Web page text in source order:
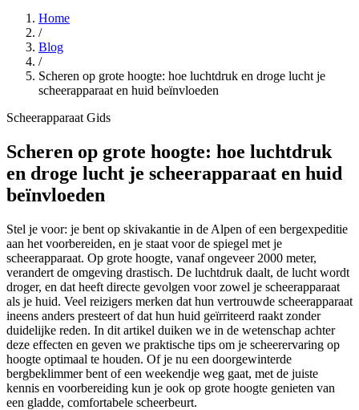
Home
/
Blog
/
Scheren op grote hoogte: hoe luchtdruk en droge lucht je
scheerapparaat en huid beïnvloeden
Scheerapparaat Gids
Scheren op grote hoogte: hoe luchtdruk
en droge lucht je scheerapparaat en huid
beïnvloeden
Stel je voor: je bent op skivakantie in de Alpen of een bergexpeditie
aan het voorbereiden, en je staat voor de spiegel met je
scheerapparaat. Op grote hoogte, vanaf ongeveer 2000 meter,
verandert de omgeving drastisch. De luchtdruk daalt, de lucht wordt
droger, en dat heeft directe gevolgen voor zowel je scheerapparaat
als je huid. Veel reizigers merken dat hun vertrouwde scheerapparaat
ineens anders presteert of dat hun huid geïrriteerd raakt zonder
duidelijke reden. In dit artikel duiken we in de wetenschap achter
deze effecten en geven we praktische tips om je scheerervaring op
hoogte optimaal te houden. Of je nu een doorgewinterde
bergbeklimmer bent of een weekendje weg gaat, met de juiste
kennis en voorbereiding kun je ook op grote hoogte genieten van
een gladde, comfortabele scheerbeurt.